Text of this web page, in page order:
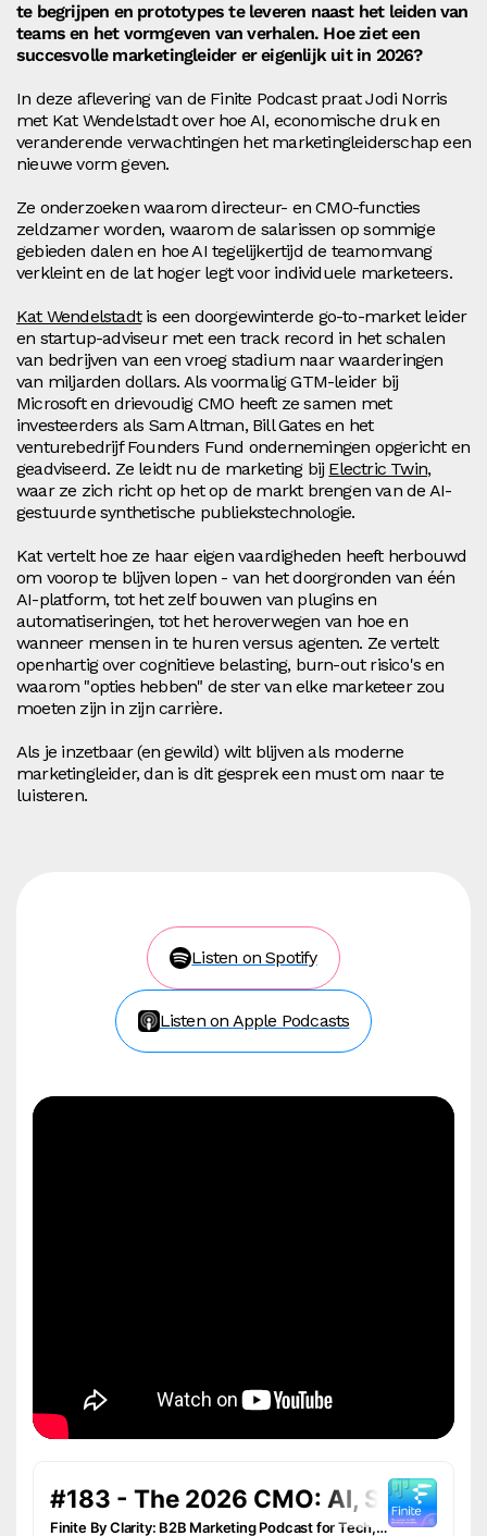
te begrijpen en prototypes te leveren naast het leiden van
teams en het vormgeven van verhalen. Hoe ziet een
succesvolle marketingleider er eigenlijk uit in 2026?
In deze aflevering van de Finite Podcast praat Jodi Norris
met Kat Wendelstadt over hoe AI, economische druk en
veranderende verwachtingen het marketingleiderschap een
nieuwe vorm geven.
Ze onderzoeken waarom directeur- en CMO-functies
zeldzamer worden, waarom de salarissen op sommige
gebieden dalen en hoe AI tegelijkertijd de teamomvang
verkleint en de lat hoger legt voor individuele marketeers.
Kat Wendelstadtis een doorgewinterde go-to-market leider
en startup-adviseur met een track record in het schalen
van bedrijven van een vroeg stadium naar waarderingen
van miljarden dollars. Als voormalig GTM-leider bij
Microsoft en drievoudig CMO heeft ze samen met
investeerders als Sam Altman, Bill Gates en het
venturebedrijf Founders Fund ondernemingen opgericht en
geadviseerd. Ze leidt nu de marketing bij Electric Twin,
waar ze zich richt op het op de markt brengen van de AI-
gestuurde synthetische publiekstechnologie.
Kat vertelt hoe ze haar eigen vaardigheden heeft herbouwd
om voorop te blijven lopen - van het doorgronden van één
AI-platform, tot het zelf bouwen van plugins en
automatiseringen, tot het heroverwegen van hoe en
wanneer mensen in te huren versus agenten. Ze vertelt
openhartig over cognitieve belasting, burn-out risico's en
waarom "opties hebben" de ster van elke marketeer zou
moeten zijn in zijn carrière.
Als je inzetbaar (en gewild) wilt blijven als moderne
marketingleider, dan is dit gesprek een must om naar te
luisteren.
Listen on Spotify
Listen on Apple Podcasts